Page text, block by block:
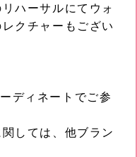
ハーサルにてウォ
クチャーもござい
ディネートでご参
しては、他ブラン